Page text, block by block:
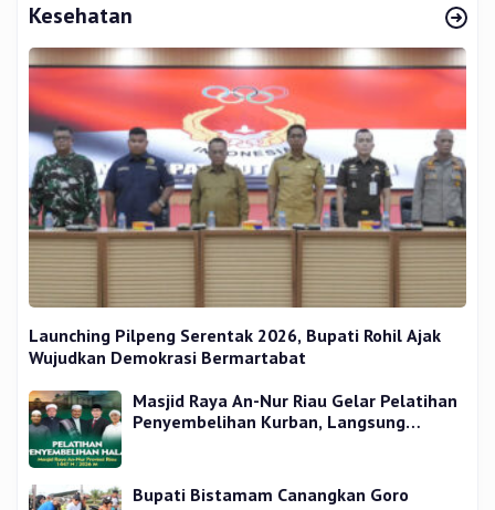
Kesehatan
Launching Pilpeng Serentak 2026, Bupati Rohil Ajak
Wujudkan Demokrasi Bermartabat
Masjid Raya An-Nur Riau Gelar Pelatihan
Penyembelihan Kurban, Langsung
Bupati Bistamam Canangkan Goro